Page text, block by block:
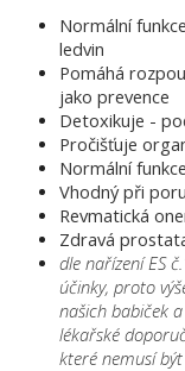
Normální
ledvin
Pomáhá
jako prevence
Detoxikuje -
Pročišťuje
Normální
Vhodný při
Revmatická
Zdravá
dle nařízení ES
účinky, proto
našich babiček
lékařské
které nemusí